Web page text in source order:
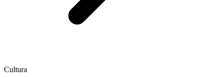
Cultura